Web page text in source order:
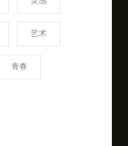
艺术
青春